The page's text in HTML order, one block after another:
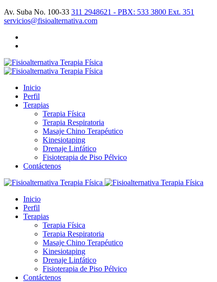
Av. Suba No. 100-33 311 2948621 - PBX: 533 3800 Ext. 351
servicios@fisioalternativa.com
Inicio
Perfil
Terapias
Terapia Física
Terapia Respiratoria
Masaje Chino Terapéutico
Kinesiotaping
Drenaje Linfático
Fisioterapia de Piso Pélvico
Contáctenos
Inicio
Perfil
Terapias
Terapia Física
Terapia Respiratoria
Masaje Chino Terapéutico
Kinesiotaping
Drenaje Linfático
Fisioterapia de Piso Pélvico
Contáctenos